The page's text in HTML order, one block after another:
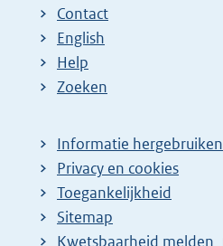
Contact
English
Help
Zoeken
Informatie hergebruiken
Privacy en cookies
Toegankelijkheid
Sitemap
E
Kwetsbaarheid melden